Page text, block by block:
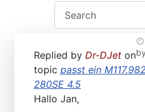
MAP sensor type 1-3: Test,
by
Replied by Dr-DJet on
topic passt ein
280SE 4.5
Hallo Jan,